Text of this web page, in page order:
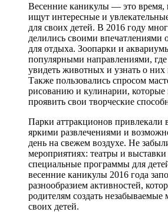
Весенние каникулы — это время,
ищут интересные и
для своих детей. В 2016 году
делились своими впечатлениями
для отдыха. Зоопарки и
популярными направлениями, где
увидеть животных и узнать о них
Также пользовались спросом
рисованию и кулинарии, которые
проявить свои творческие
Парки аттракционов привлекали
яркими развлечениями и
день на свежем воздухе. Не
мероприятиях: театры и выставки
специальные программы для
весенние каникулы 2016 года
разнообразием активностей,
родителям создать
своих детей.